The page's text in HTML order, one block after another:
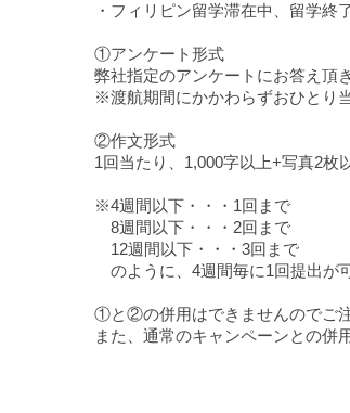
・フィリピン留学滞在中、留学終
①アンケート形式
弊社指定のアンケートにお答え頂
※渡航期間にかかわらずおひとり
②作文形式
1回当たり、1,000字以上+写真2
※4週間以下・・・1回まで
8週間以下・・・2回まで
12週間以下・・・3回まで
のように、4週間毎に1回提出が可
①と②の併用はできませんのでご注
また、通常のキャンペーンとの併